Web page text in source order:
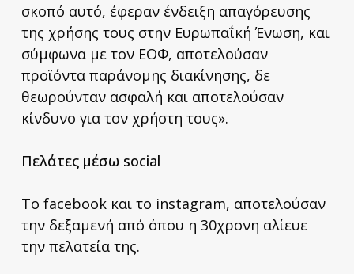
σκοπό αυτό, έφεραν ένδειξη απαγόρευσης
της χρήσης τους στην Ευρωπαΐκή Ένωση, και
σύμφωνα με τον ΕΟΦ, αποτελούσαν
προϊόντα παράνομης διακίνησης, δε
θεωρούνταν ασφαλή και αποτελούσαν
κίνδυνο για τον χρήστη τους».
Πελάτες μέσω social
Το facebook και το instagram, αποτελούσαν
την δεξαμενή από όπου η 30χρονη αλίευε
την πελατεία της.